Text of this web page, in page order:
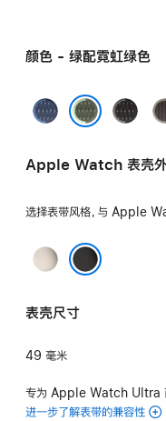
颜色 - 绿配霓虹绿色
蓝
蓝
黑
蓝
黑
Apple Watch 表壳
选择表带风格，与 Apple
原
表壳尺寸
49 毫米
专为 Apple Watch Ultra
进一步了解表带的兼容性